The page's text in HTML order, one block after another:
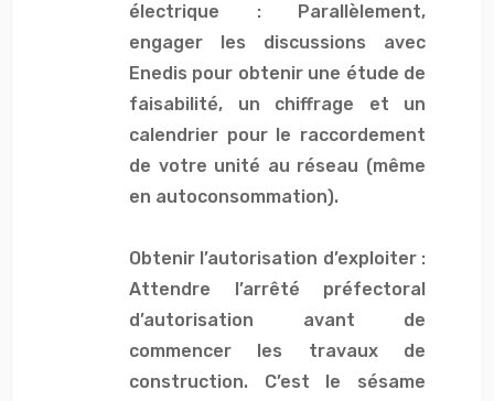
électrique : Parallèlement,
engager les discussions avec
Enedis pour obtenir une étude de
faisabilité, un chiffrage et un
calendrier pour le raccordement
de votre unité au réseau (même
en autoconsommation).
Obtenir l’autorisation d’exploiter :
Attendre l’arrêté préfectoral
d’autorisation avant de
commencer les travaux de
construction. C’est le sésame